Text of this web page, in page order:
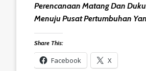
Perencanaan Matang Dan
Menuju Pusat Pertumbuhan
Share This:
Facebook X